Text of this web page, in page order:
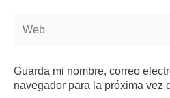
Guarda mi nombre, correo
navegador para la próxima vez